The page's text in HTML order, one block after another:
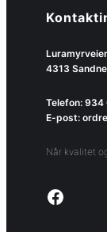
4313
Telefon: 934
E-post:
Når kvalitet
Link to facebook page